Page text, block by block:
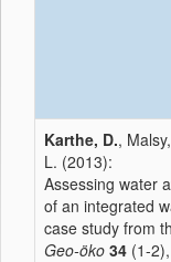
Karthe, D.,
L. (2013):
Assessing water
of an integrated
case study from
Geo-öko 34 (1-